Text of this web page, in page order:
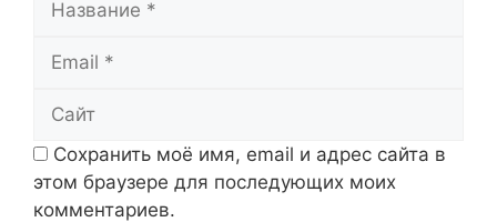
Сохранить моё имя, email и адрес сайта в
этом браузере для последующих моих
комментариев.